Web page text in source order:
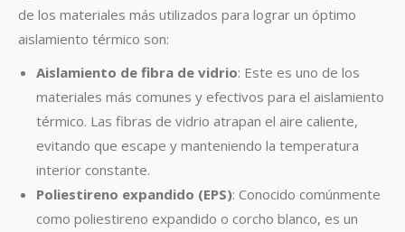
de los materiales más utilizados para lograr un óptimo
aislamiento térmico son:
Aislamiento de fibra de vidrio: Este es uno de los
materiales más comunes y efectivos para el aislamiento
térmico. Las fibras de vidrio atrapan el aire caliente,
evitando que escape y manteniendo la temperatura
interior constante.
Poliestireno expandido (EPS): Conocido comúnmente
como poliestireno expandido o corcho blanco, es un